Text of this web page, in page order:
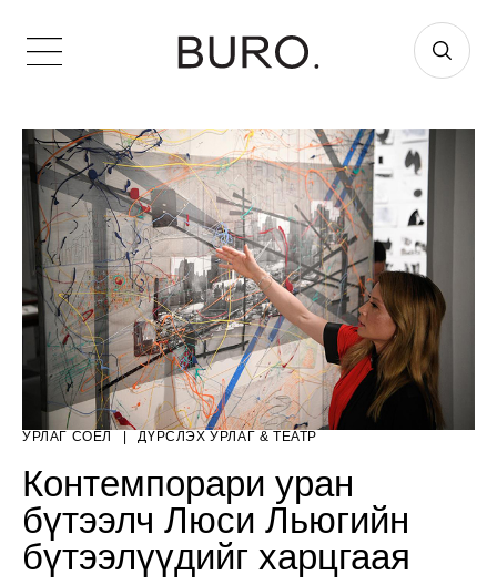
УРЛАГ СОЁЛ | ДҮРСЛЭХ УРЛАГ & ТЕАТР
Контемпорари уран
бүтээлч Люси Льюгийн
бүтээлүүдийг харцгаая